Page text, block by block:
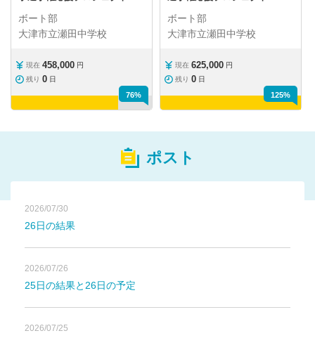
ボート部
大津市立瀬田中学校
現在 458,000 円
残り 0 日
76%
ボート部
大津市立瀬田中学校
現在 625,000 円
残り 0 日
125%
ポスト
2026/07/30
26日の結果
2026/07/26
25日の結果と26日の予定
2026/07/25